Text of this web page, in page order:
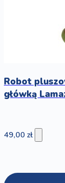
Robot
główką
49,00 zł